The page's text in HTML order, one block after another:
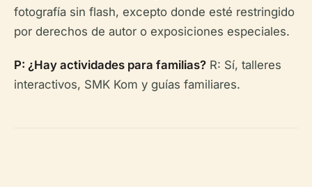
fotografía sin flash, excepto donde esté restringido
por derechos de autor o exposiciones especiales.
P: ¿Hay actividades para familias? R: Sí, talleres
interactivos, SMK Kom y guías familiares.